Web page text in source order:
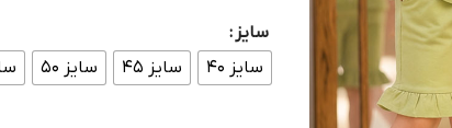
سایز
سایز ۴۰
سایز ۴۵ سایز ۵۰